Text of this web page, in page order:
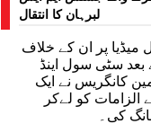
لبرہان کا انتقال
پر ان کے خلاف
بعد سٹی سول اینڈ
کانگریس نے ایک
الزامات کو لےکر
کی۔